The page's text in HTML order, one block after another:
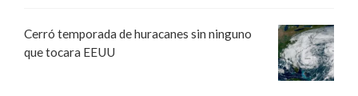
Cerró temporada de huracanes sin ninguno
que tocara EEUU